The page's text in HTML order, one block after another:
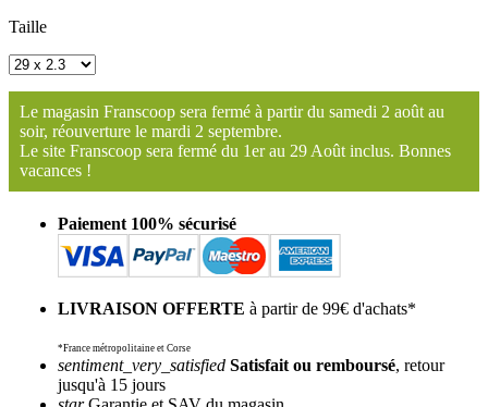
Taille
Le magasin Franscoop sera fermé à partir du samedi 2 août au
soir, réouverture le mardi 2 septembre.
Le site Franscoop sera fermé du 1er au 29 Août inclus. Bonnes
vacances !
Paiement 100% sécurisé
LIVRAISON OFFERTE à partir de 99€ d'achats*
*France métropolitaine et Corse
sentiment_very_satisfied Satisfait ou remboursé, retour
jusqu'à 15 jours